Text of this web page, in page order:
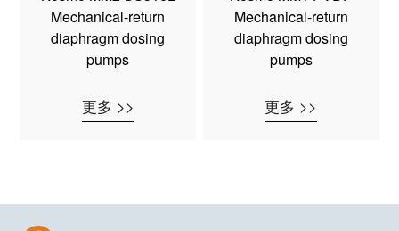
Mechanical-return
diaphragm dosing
pumps
更多 >>
Mechanical-return
diaphragm dosing
pumps
更多 >>